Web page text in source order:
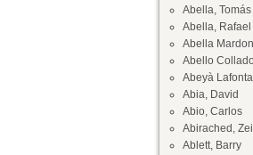
Abella, Tomás
Abella, Rafael
Abella
Abello
Abeyà
Abia, David
Abio, Carlos
Abirached,
Ablett, Barry